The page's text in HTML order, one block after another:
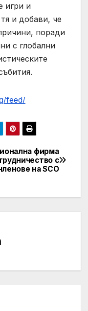
игри и
и добави, че
поради
с глобални
feed/
фирма
с
на SCO